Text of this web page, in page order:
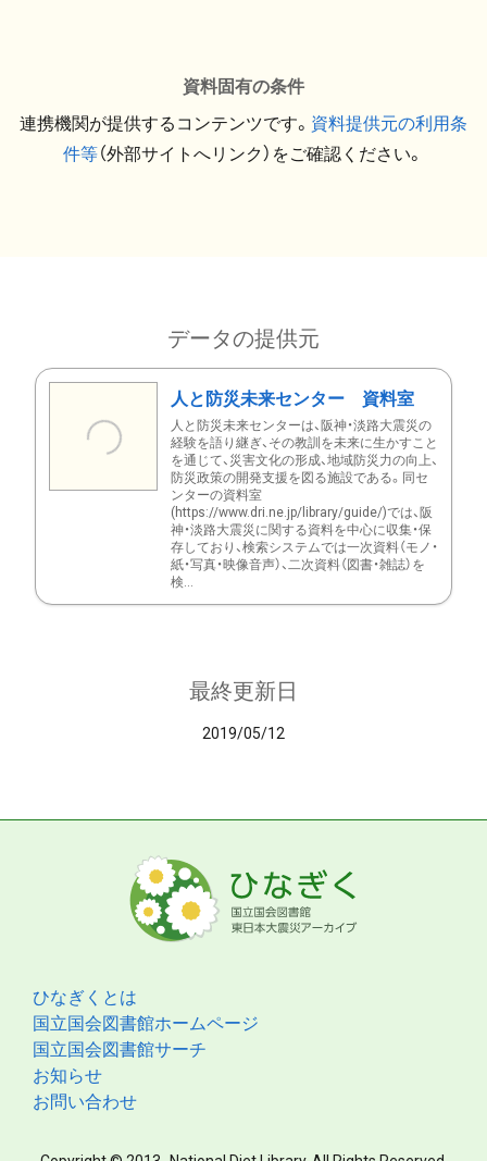
資料固有の条件
連携機関が提供するコンテンツです。 資料提供元の利用条
件等（外部サイトへリンク）をご確認ください。
データの提供元
人と防災未来センター 資料室
人と防災未来センターは、阪神・淡路大震災の
経験を語り継ぎ、その教訓を未来に生かすこと
を通じて、災害文化の形成、地域防災力の向上、
防災政策の開発支援を図る施設である。同セ
ンターの資料室
(https://www.dri.ne.jp/library/guide/)では、阪
神・淡路大震災に関する資料を中心に収集・保
存しており、検索システムでは一次資料（モノ・
紙・写真・映像音声）、二次資料（図書・雑誌）を
検...
最終更新日
2019/05/12
ひなぎくとは
国立国会図書館ホームページ
国立国会図書館サーチ
お知らせ
お問い合わせ